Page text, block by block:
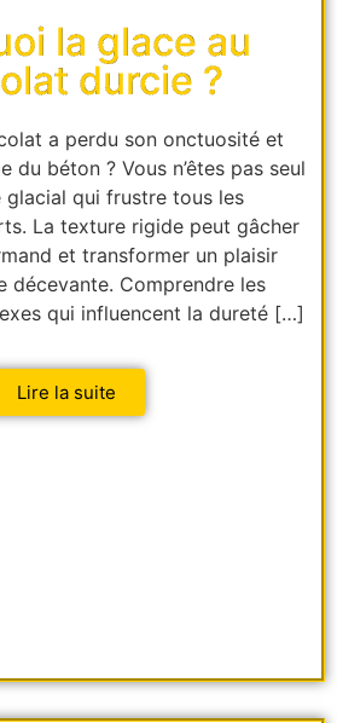
la glace au
durcie ?
a perdu son onctuosité et
du béton ? Vous n’êtes pas seul
qui frustre tous les
La texture rigide peut gâcher
et transformer un plaisir
décevante. Comprendre les
qui influencent la dureté […]
Lire la suite